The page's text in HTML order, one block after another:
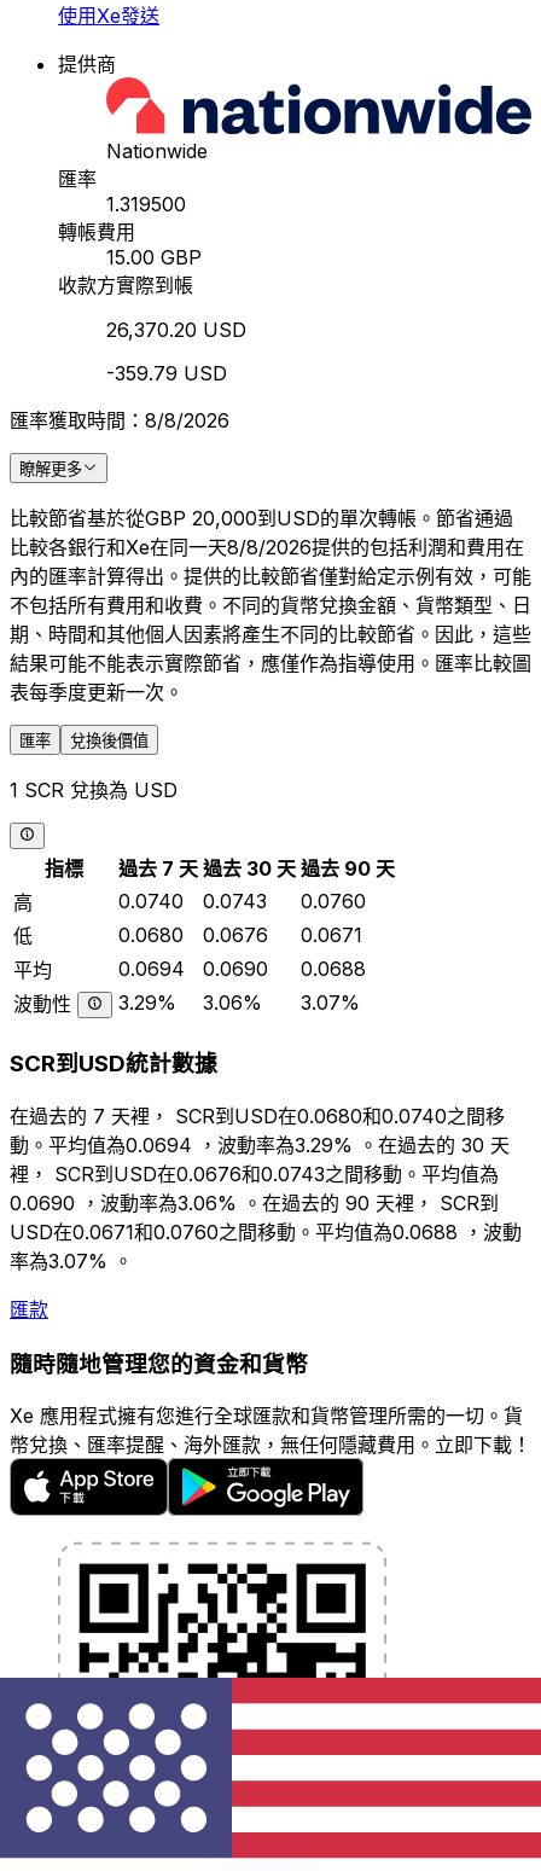
使用Xe發送
提供商
Nationwide
匯率
1.319500
轉帳費用
15.00 GBP
收款方實際到帳
26,370.20 USD
-359.79 USD
匯率獲取時間：8/8/2026
瞭解更多
比較節省基於從GBP 20,000到USD的單次轉帳。節省通過
比較各銀行和Xe在同一天8/8/2026提供的包括利潤和費用在
內的匯率計算得出。提供的比較節省僅對給定示例有效，可能
不包括所有費用和收費。不同的貨幣兌換金額、貨幣類型、日
期、時間和其他個人因素將產生不同的比較節省。因此，這些
結果可能不能表示實際節省，應僅作為指導使用。匯率比較圖
表每季度更新一次。
匯率 兌換後價值
1 SCR 兌換為 USD
指標 過去 7 天 過去 30 天 過去 90 天
高
0.0740 0.0743
0.0760
低
0.0680 0.0676
0.0671
平均
0.0694 0.0690
0.0688
波動性
3.29% 3.06% 3.07%
SCR到USD統計數據
在過去的 7 天裡， SCR到USD在0.0680和0.0740之間移
動。平均值為0.0694 ，波動率為3.29% 。在過去的 30 天
裡， SCR到USD在0.0676和0.0743之間移動。平均值為
0.0690 ，波動率為3.06% 。在過去的 90 天裡， SCR到
USD在0.0671和0.0760之間移動。平均值為0.0688 ，波動
率為3.07% 。
匯款
隨時隨地管理您的資金和貨幣
Xe 應用程式擁有您進行全球匯款和貨幣管理所需的一切。貨
幣兌換、匯率提醒、海外匯款，無任何隱藏費用。立即下載！